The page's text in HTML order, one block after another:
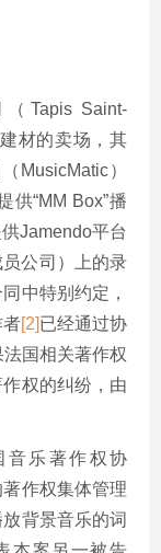
Tapis Saint-
材的卖场，其
MusicMatic）
供“MM Box”播
Jamendo平台
员公司）上的录
中特别约定，
[2]已经通过协
法国相关著作权
权的纠纷，由
音乐著作权协
作权集体管理
背景音乐的词